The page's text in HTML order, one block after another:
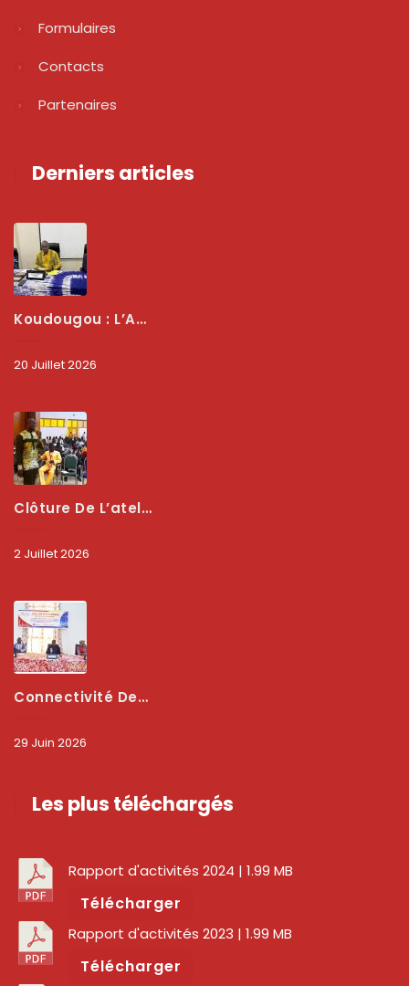
Formulaires
Contacts
Partenaires
Derniers articles
Koudougou : L’ARCEP Renforce Le Dialogue Avec Les Associations De Consommateurs Pour Mieux Protéger Les Usagers
20 Juillet 2026
Clôture De L’atelier National : L’ARCEP Et Les Collectivités Territoriales Consolident Leur Partenariat Pour Booster La Qualité Des Services Numériques
2 Juillet 2026
Connectivité Des Territoires : L’ARCEP Et Les Collectivités Territoriales Scellent Un Pacte Stratégique À Bobo-Dioulasso Pour Booster La Qualité Des Réseaux
29 Juin 2026
Les plus téléchargés
Rapport d'activités 2024 | 1.99 MB
Télécharger
Rapport d'activités 2023 | 1.99 MB
Télécharger